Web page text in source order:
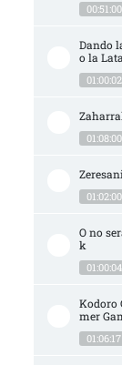
00:51:00
Dando
o la
01:00:02
01:08:00
01:02:00
O no
k
01:00:04
Kodoro
mer
01:06:17